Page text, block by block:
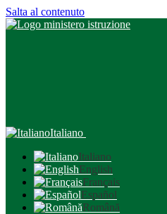
Salta al contenuto
Italiano
Italiano
English
Français
Español
Română